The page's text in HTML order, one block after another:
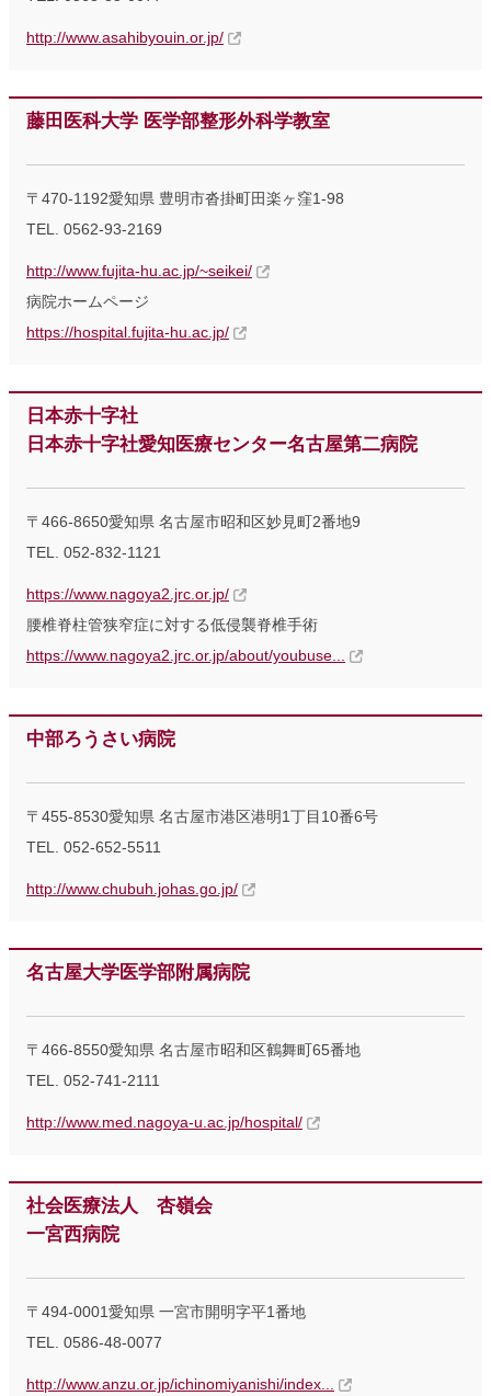
http://www.asahibyouin.or.jp/
藤田医科大学 医学部整形外科学教室
〒470-1192愛知県 豊明市沓掛町田楽ヶ窪1-98
TEL. 0562-93-2169
http://www.fujita-hu.ac.jp/~seikei/
病院ホームページ
https://hospital.fujita-hu.ac.jp/
日本赤十字社
日本赤十字社愛知医療センター名古屋第二病院
〒466-8650愛知県 名古屋市昭和区妙見町2番地9
TEL. 052-832-1121
https://www.nagoya2.jrc.or.jp/
腰椎脊柱管狭窄症に対する低侵襲脊椎手術
https://www.nagoya2.jrc.or.jp/about/youbuse...
中部ろうさい病院
〒455-8530愛知県 名古屋市港区港明1丁目10番6号
TEL. 052-652-5511
http://www.chubuh.johas.go.jp/
名古屋大学医学部附属病院
〒466-8550愛知県 名古屋市昭和区鶴舞町65番地
TEL. 052-741-2111
http://www.med.nagoya-u.ac.jp/hospital/
社会医療法人 杏嶺会
一宮西病院
〒494-0001愛知県 一宮市開明字平1番地
TEL. 0586-48-0077
http://www.anzu.or.jp/ichinomiyanishi/index...